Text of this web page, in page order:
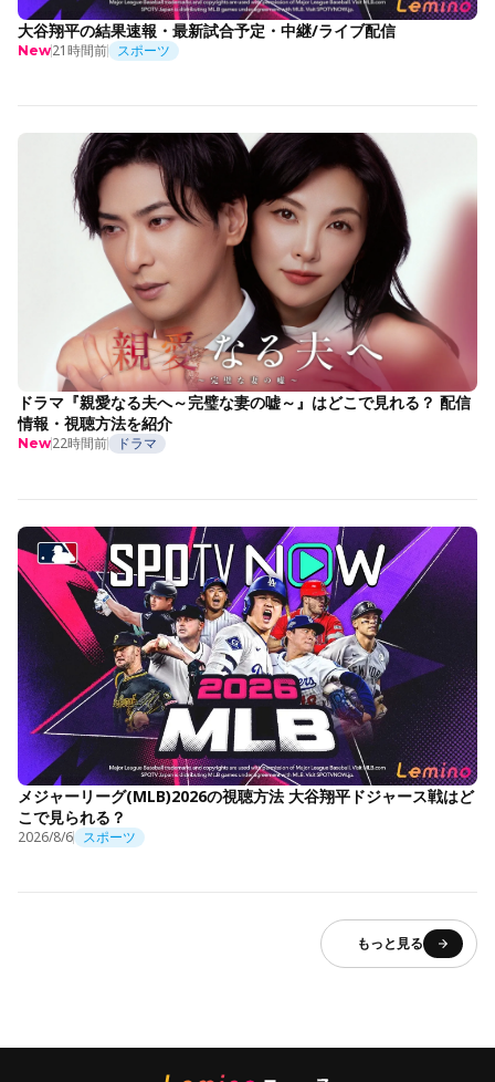
大谷翔平の結果速報・最新試合予定・中継/ライブ配信
New21時間前 スポーツ
ドラマ『親愛なる夫へ～完璧な妻の嘘～』はどこで見れる？ 配信
情報・視聴方法を紹介
New22時間前 ドラマ
メジャーリーグ(MLB)2026の視聴方法 大谷翔平ドジャース戦はど
こで見られる？
2026/8/6 スポーツ
もっと見る